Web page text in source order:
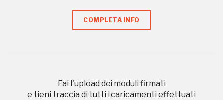
COMPLETA INFO
Fai l'upload dei moduli firmati
e tieni traccia di tutti i caricamenti effettuati
Ingresso gratuito
Gallerie